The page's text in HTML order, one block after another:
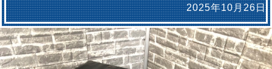
2025年10月26日